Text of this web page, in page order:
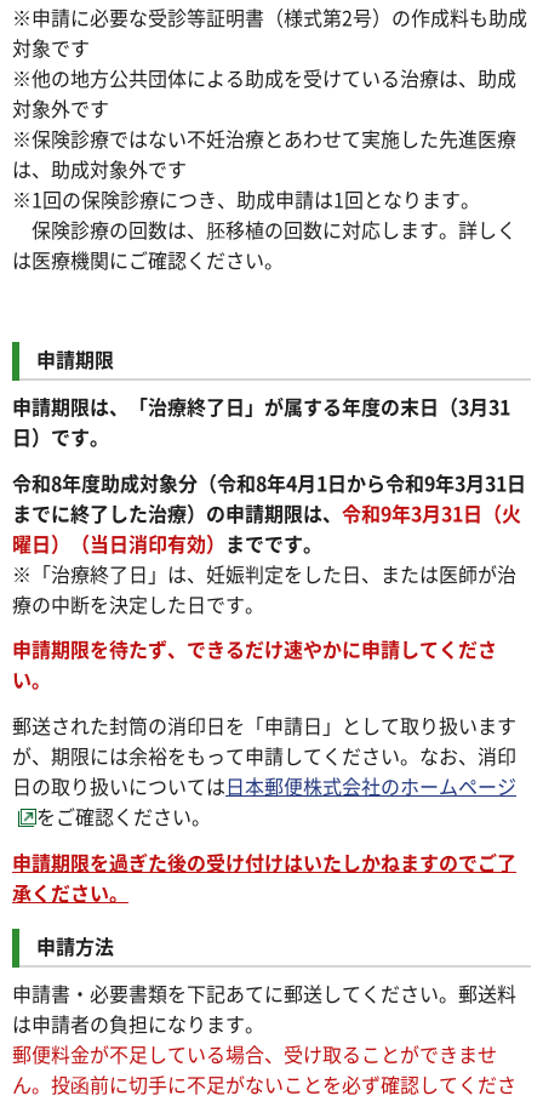
※申請に必要な受診等証明書（様式第2号）の作成料も助成
対象です
※他の地方公共団体による助成を受けている治療は、助成
対象外です
※保険診療ではない不妊治療とあわせて実施した先進医療
は、助成対象外です
※1回の保険診療につき、助成申請は1回となります。
保険診療の回数は、胚移植の回数に対応します。詳しく
は医療機関にご確認ください。
申請期限
申請期限は、「治療終了日」が属する年度の末日（3月31
日）です。
令和8年度助成対象分（令和8年4月1日から令和9年3月31日
までに終了した治療）の申請期限は、 令和9年3月31日（火
曜日）（当日消印有効） までです。
※「治療終了日」は、妊娠判定をした日、または医師が治
療の中断を決定した日です。
申請期限を待たず、できるだけ速やかに申請してくださ
い。
郵送された封筒の消印日を「申請日」として取り扱います
が、期限には余裕をもって申請してください。なお、消印
日の取り扱いについては日本郵便株式会社のホームページ
をご確認ください。
申請期限を過ぎた後の受け付けはいたしかねますのでご了
承ください。
申請方法
申請書・必要書類を下記あてに郵送してください。郵送料
は申請者の負担になります。
郵便料金が不足している場合、受け取ることができませ
ん。投函前に切手に不足がないことを必ず確認してくださ